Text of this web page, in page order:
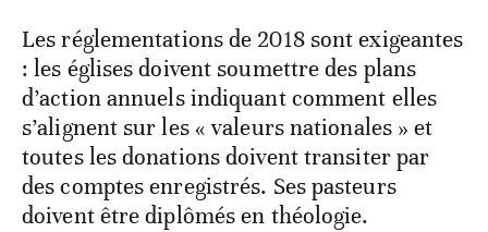
Les réglementations de 2018 sont exigeantes
: les églises doivent soumettre des plans
d’action annuels indiquant comment elles
s’alignent sur les « valeurs nationales » et
toutes les donations doivent transiter par
des comptes enregistrés. Ses pasteurs
doivent être diplômés en théologie.